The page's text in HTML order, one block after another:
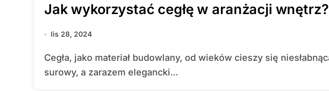
Jak wykorzystać cegłę w aranżacji wnętrz?
lis 28, 2024
Cegła, jako materiał budowlany, od wieków cieszy się niesłabnącą popularnością. Jej
surowy, a zarazem elegancki...